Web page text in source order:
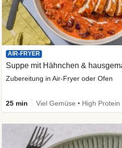
AIR-FRYER
Suppe mit Hähnchen &
Zubereitung in Air-Fryer oder Ofen
25 min